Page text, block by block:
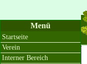
Menü
Startseite
Verein
Interner Bereich